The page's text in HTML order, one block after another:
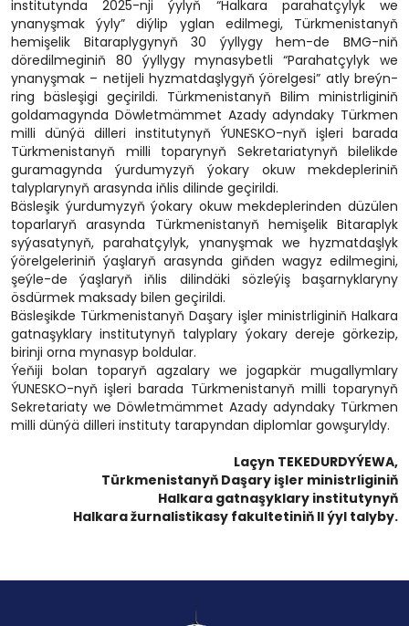
institutynda 2025-nji ýylyň “Halkara parahatçylyk we
ynanyşmak ýyly” diýlip yglan edilmegi, Türkmenistanyň
hemişelik Bitaraplygynyň 30 ýyllygy hem-de BMG-niň
döredilmeginiň 80 ýyllygy mynasybetli “Parahatçylyk we
ynanyşmak – netijeli hyzmatdaşlygyň ýörelgesi” atly breýn-
ring bäsleşigi geçirildi. Türkmenistanyň Bilim ministrliginiň
goldamagynda Döwletmämmet Azady adyndaky Türkmen
milli dünýä dilleri institutynyň ÝUNESKO-nyň işleri barada
Türkmenistanyň milli toparynyň Sekretariatynyň bilelikde
guramagynda ýurdumyzyň ýokary okuw mekdepleriniň
talyplarynyň arasynda iňlis dilinde geçirildi.
Bäsleşik ýurdumyzyň ýokary okuw mekdeplerinden düzülen
toparlaryň arasynda Türkmenistanyň hemişelik Bitaraplyk
syýasatynyň, parahatçylyk, ynanyşmak we hyzmatdaşlyk
ýörelgeleriniň ýaşlaryň arasynda giňden wagyz edilmegini,
şeýle-de ýaşlaryň iňlis dilindäki sözleýiş başarnyklaryny
ösdürmek maksady bilen geçirildi.
Bäsleşikde Türkmenistanyň Daşary işler ministrliginiň Halkara
gatnaşyklary institutynyň talyplary ýokary dereje görkezip,
birinji orna mynasyp boldular.
Ýeňiji bolan toparyň agzalary we jogapkär mugallymlary
ÝUNESKO-nyň işleri barada Türkmenistanyň milli toparynyň
Sekretariaty we Döwletmämmet Azady adyndaky Türkmen
milli dünýä dilleri instituty tarapyndan diplomlar gowşuryldy.
Laçyn TEKEDURDYÝEWA,
Türkmenistanyň Daşary işler ministrliginiň
Halkara gatnaşyklary institutynyň
Halkara žurnalistikasy fakultetiniň II ýyl talyby.